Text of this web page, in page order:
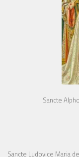
Sancte
Sancte Ludovice Maria